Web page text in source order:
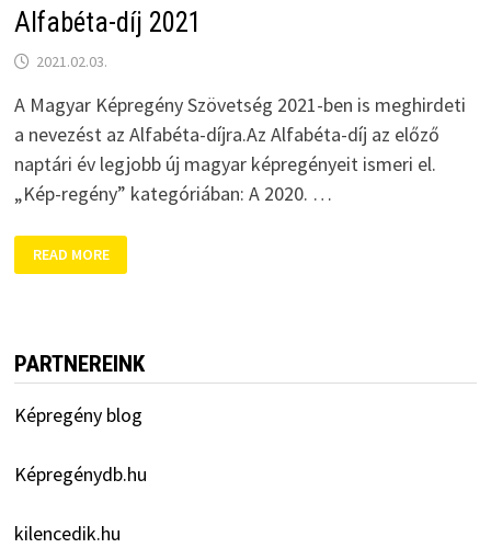
Alfabéta-díj 2021
2021.02.03.
A Magyar Képregény Szövetség 2021-ben is meghirdeti
a nevezést az Alfabéta-díjra.Az Alfabéta-díj az előző
naptári év legjobb új magyar képregényeit ismeri el.
„Kép-regény” kategóriában: A 2020. …
DÍJ
2021
READ MORE
PARTNEREINK
Képregény blog
Képregénydb.hu
kilencedik.hu